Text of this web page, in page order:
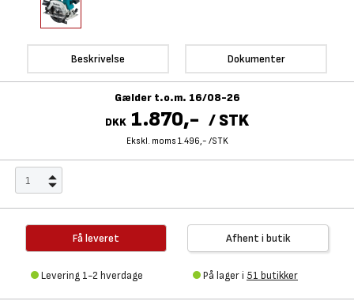
Beskrivelse Dokumenter
Gælder t.o.m. 16/08-26
DKK 1.870,- /STK
Ekskl. moms 1.496,- /STK
Få leveret
Levering 1-2 hverdage
Afhent i butik
På lager i 51 butikker